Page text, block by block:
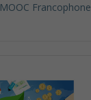
MOOC Francophone